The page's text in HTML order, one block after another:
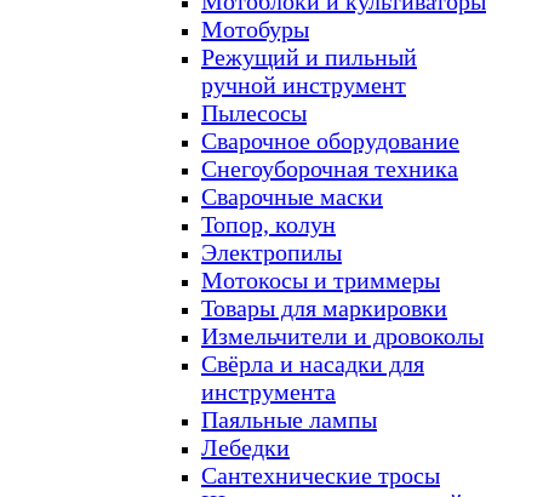
Мотобуры
Режущий и пильный
ручной инструмент
Пылесосы
Сварочное оборудование
Снегоуборочная техника
Сварочные маски
Топор, колун
Электропилы
Мотокосы и триммеры
Товары для маркировки
Измельчители и дровоколы
Свёрла и насадки для
инструмента
Паяльные лампы
Лебедки
Сантехнические тросы